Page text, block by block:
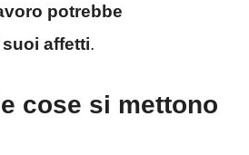
potrebbe
affetti.
cose si mettono